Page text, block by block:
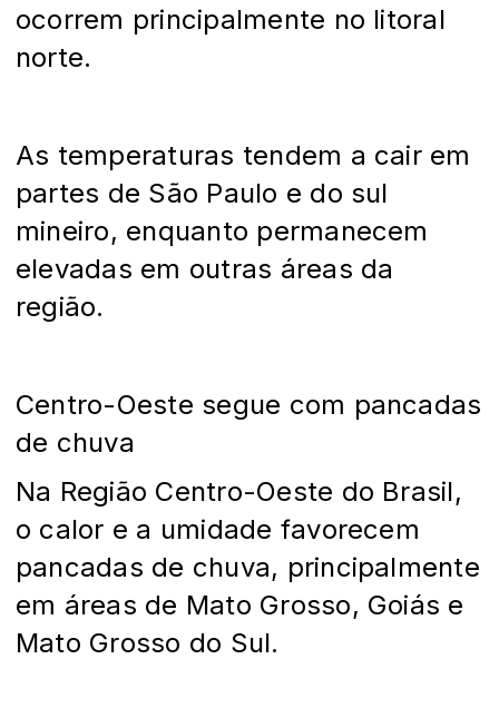
ocorrem principalmente no litoral
norte.
As temperaturas tendem a cair em
partes de São Paulo e do sul
mineiro, enquanto permanecem
elevadas em outras áreas da
região.
Centro-Oeste segue com pancadas
de chuva
Na Região Centro-Oeste do Brasil,
o calor e a umidade favorecem
pancadas de chuva, principalmente
em áreas de Mato Grosso, Goiás e
Mato Grosso do Sul.